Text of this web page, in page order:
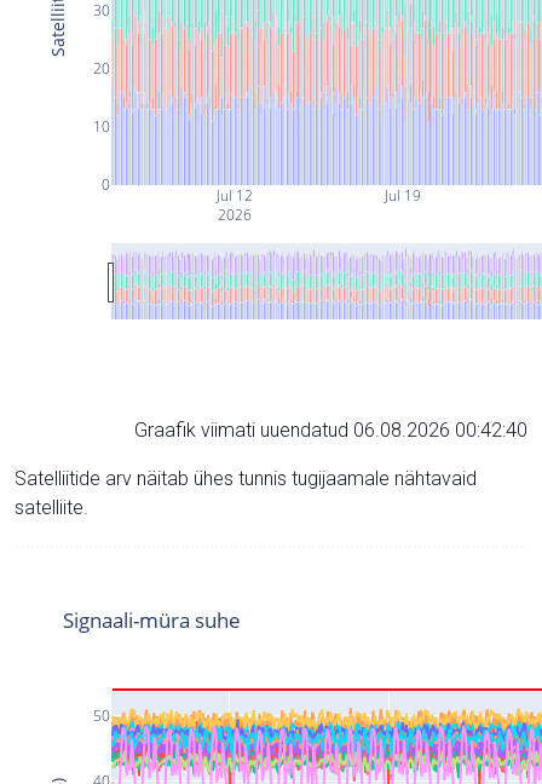
Jul 12
2026
Jul 19
0
10
20
30
Graafik viimati uuendatud 06.08.2026 00:42:40
Satelliitide arv näitab ühes tunnis tugijaamale nähtavaid
satelliite.
50
Signaali-müra suhe